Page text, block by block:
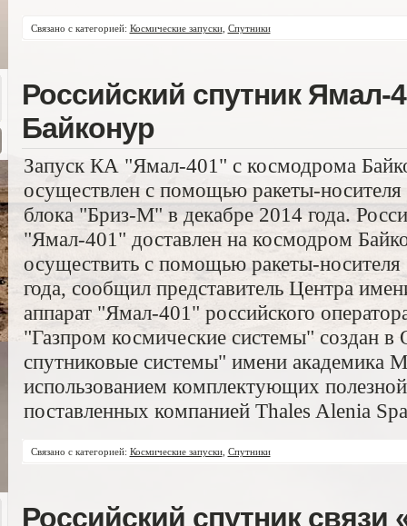
Связано с категорией: Космические запуски, Спутники
Российский спутник Ямал-
Байконур
Запуск КА "Ямал-401" с космодрома
осуществлен с помощью ракеты-
блока "Бриз-М" в декабре 2014 года.
"Ямал-401" доставлен на космодром
осуществить с помощью ракеты-
года, сообщил представитель Центра
аппарат "Ямал-401" российского
"Газпром космические системы" создан
спутниковые системы" имени академика
использованием комплектующих
поставленных компанией Thales Alenia
Связано с категорией: Космические запуски, Спутники
Российский спутник связи